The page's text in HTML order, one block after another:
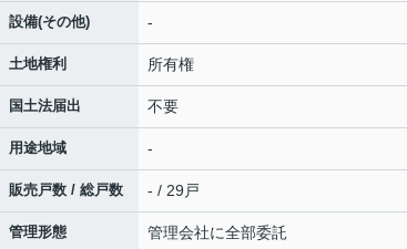
設備(その他) -
土地権利 所有権
国土法届出 不要
用途地域 -
販売戸数 / 総戸数 - / 29戸
管理形態 管理会社に全部委託